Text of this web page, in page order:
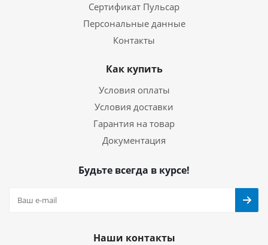
Сертификат Пульсар
Персональные данные
Контакты
Как купить
Условия оплаты
Условия доставки
Гарантия на товар
Документация
Будьте всегда в курсе!
Наши контакты